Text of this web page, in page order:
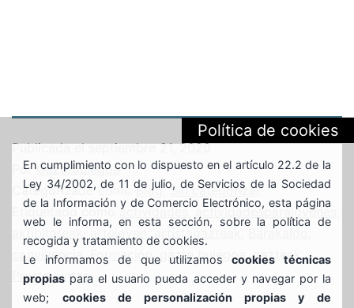
Publicada elseptiembre 21, 2020
Por Gaztebulegoa
Categorizado comoBlog,Sin categorizar
Etiquetado como actividades,actividadesparajovenes
aktibitateak , artejoven , artistagazteak Barakaldo
convivencia,Formación, gazte bulegoa,gazteak,
Prestakuntza
Política de cookies
En cumplimiento con lo dispuesto en el artículo 22.2 de la
Ley 34/2002, de 11 de julio, de Servicios de la Sociedad
de la Información y de Comercio Electrónico, esta página
web le informa, en esta sección, sobre la política de
recogida y tratamiento de cookies.
Le informamos de que utilizamoscookies técnicas
propias para el usuario pueda acceder y navegar por la
web; cookies de personalización propias y de